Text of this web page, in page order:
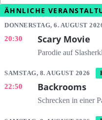
ÄHNLICHE
DONNERSTAG, 6. AUGUST
20:30 Scary Movie
Parodie auf
SAMSTAG, 8. AUGUST 2026
22:50 Backrooms
Schrecken in einer